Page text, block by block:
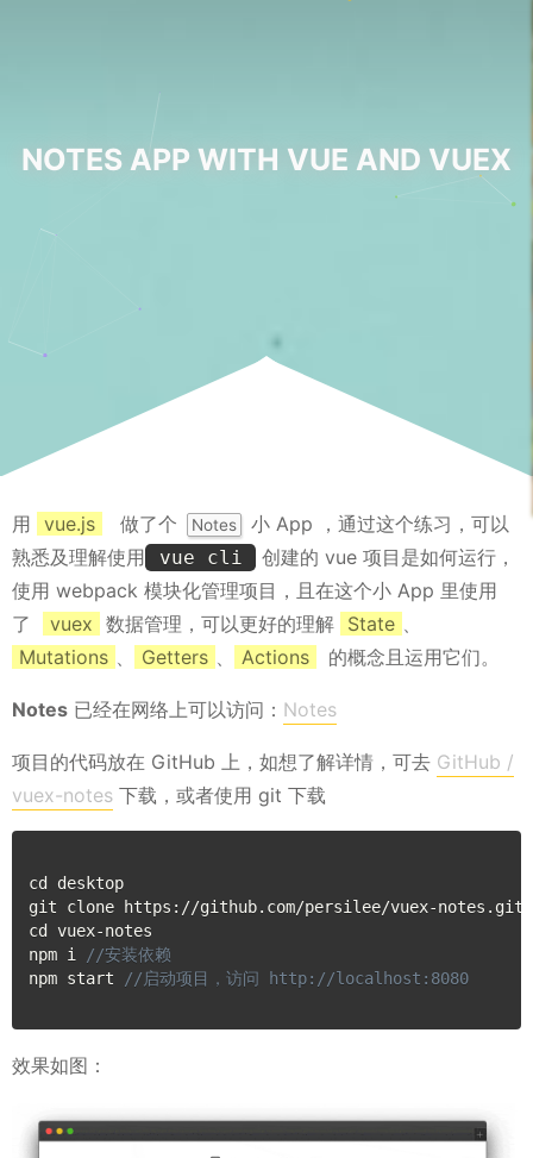
NOTES APP WITH VUE AND VUEX
用 vue.js 做了个 Notes
小 App ，通过这个练习，可以
熟悉及理解使用
vue cli
创建的 vue 项目是如何运行，
使用 webpack 模块化管理项目，且在这个小 App 里使用
了
vuex 数据管理，可以更好的理解 State 、
Mutations 、 Getters 、 Actions 的概念且运用它们。
Notes 已经在网络上可以访问： Notes
项目的代码放在 GitHub 上，如想了解详情，可去 GitHub /
vuex-notes 下载，或者使用 git 下载
cd desktop
git clone https : //github. com/persilee/vuex-notes . git
cd vuex-notes
npm i
npm start
//启动项目，访问 http://localhost:8080
效果如图：